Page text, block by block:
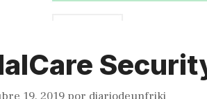
19, 2019 por diariodeunfriki